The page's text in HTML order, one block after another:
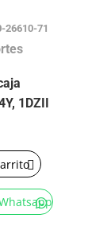
26610-71
1DZII